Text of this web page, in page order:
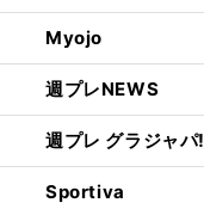
Myojo
週プレNEWS
週プレ グラジャパ!
Sportiva